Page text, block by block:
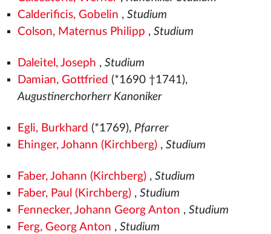
Calderificis, Gobelin , Studium
Colson, Maternus Philipp , Studium
Daleitel, Joseph , Studium
Damian, Gottfried (*1690 †1741),
Augustinerchorherr Kanoniker
Egli, Burkhard (*1769), Pfarrer
Ehinger, Johann (Kirchberg), Studium
Faber, Johann (Kirchberg), Studium
Faber, Paul (Kirchberg), Studium
Fennecker, Johann Georg Anton , Studium
Ferg, Georg Anton , Studium